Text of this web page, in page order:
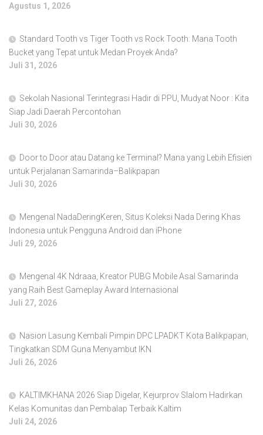
Agustus 1, 2026
Standard Tooth vs Tiger Tooth vs Rock Tooth: Mana Tooth
Bucket yang Tepat untuk Medan Proyek Anda?
Juli 31, 2026
Sekolah Nasional Terintegrasi Hadir di PPU, Mudyat Noor : Kita
Siap Jadi Daerah Percontohan
Juli 30, 2026
Door to Door atau Datang ke Terminal? Mana yang Lebih Efisien
untuk Perjalanan Samarinda–Balikpapan
Juli 30, 2026
Mengenal NadaDeringKeren, Situs Koleksi Nada Dering Khas
Indonesia untuk Pengguna Android dan iPhone
Juli 29, 2026
Mengenal 4K Ndraaa, Kreator PUBG Mobile Asal Samarinda
yang Raih Best Gameplay Award Internasional
Juli 27, 2026
Nasion Lasung Kembali Pimpin DPC LPADKT Kota Balikpapan,
Tingkatkan SDM Guna Menyambut IKN
Juli 26, 2026
KALTIMKHANA 2026 Siap Digelar, Kejurprov Slalom Hadirkan
Kelas Komunitas dan Pembalap Terbaik Kaltim
Juli 24, 2026